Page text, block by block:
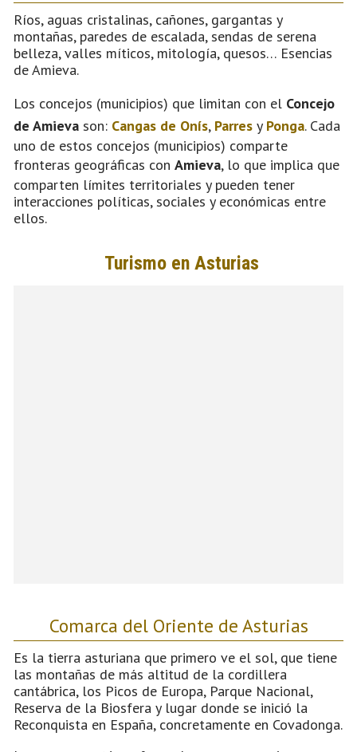
Ríos, aguas cristalinas, cañones, gargantas y
montañas, paredes de escalada, sendas de serena
belleza, valles míticos, mitología, quesos… Esencias
de Amieva.
Los concejos (municipios) que limitan con el Concejo
de Amieva son: Cangas de Onís, Parres y Ponga. Cada
uno de estos concejos (municipios) comparte
fronteras geográficas con Amieva, lo que implica que
comparten límites territoriales y pueden tener
interacciones políticas, sociales y económicas entre
ellos.
Comarca del Oriente de Asturias
Es la tierra asturiana que primero ve el sol, que tiene
las montañas de más altitud de la cordillera
cantábrica, los Picos de Europa, Parque Nacional,
Reserva de la Biosfera y lugar donde se inició la
Reconquista en España, concretamente en Covadonga.